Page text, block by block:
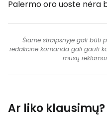
Palermo oro uoste nėra
Šiame straipsnyje gali būti
redakcinė komanda gali gauti
mūsų
Ar liko klausimų?